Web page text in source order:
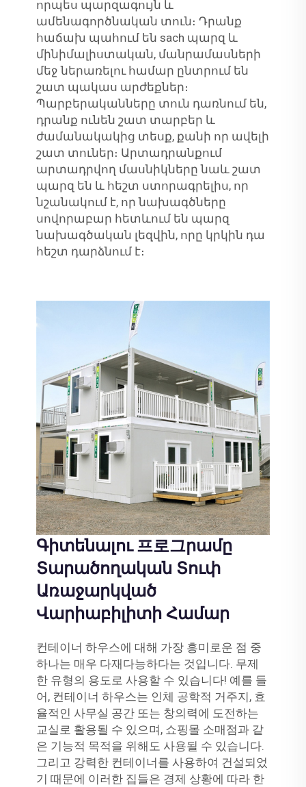
որպես պարզագույն և
ամենագործնական տուն։ Դրանք
հաճախ պահում են sach պարզ և
մինիմալիստական, մանրամասների
մեջ ներառելու համար ընտրում են
շատ պակաս արժեքներ։
Պարբերականները տուն դառնում են,
դրանք ունեն շատ տարբեր և
ժամանակակից տեսք, քանի որ ավելի
շատ տուներ։ Արտադրանքում
արտադրվող մասնիկները նաև շատ
պարզ են և հեշտ ստորագրելիս, որ
նշանակում է, որ նախագծները
սովորաբար հետևում են պարզ
նախագծական լեզվին, որը կրկին դա
հեշտ դարձնում է։
Գիտենալու 프로그րամը
Տարածողական Տուփ
Առաջարկված
Վարիաբիլիտի Համար
컨테이너 하우스에 대해 가장 흥미로운 점 중
하나는 매우 다재다능하다는 것입니다. 무제
한 유형의 용도로 사용할 수 있습니다! 예를 들
어, 컨테이너 하우스는 인체 공학적 거주지, 효
율적인 사무실 공간 또는 창의력에 도전하는
교실로 활용될 수 있으며, 쇼핑몰 소매점과 같
은 기능적 목적을 위해도 사용될 수 있습니다.
그리고 강력한 컨테이너를 사용하여 건설되었
기 때문에 이러한 집들은 경제 상황에 따라 한